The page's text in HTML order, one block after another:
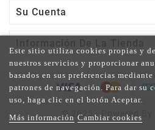
Su Cuenta
Este sitio utiliza cookies propias y
nuestros servicios y proporcionar
basados en sus preferencias
patrones de navegación. Para dar su
uso, haga clic en el botón Aceptar.
Más información Cambiar cookies
© 2025 - Powered By